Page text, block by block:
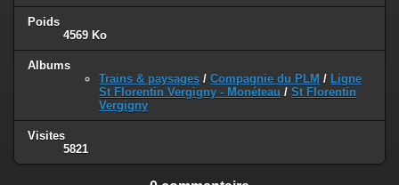
Poids
4569 Ko
Albums
Trains & paysages / Compagnie du PLM / Ligne
St Florentin Vergigny - Monéteau / St Florentin
Vergigny
Visites
5821